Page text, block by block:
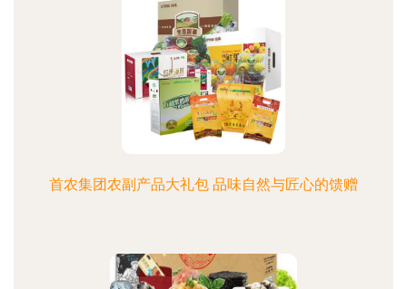
首农集团农副产品大礼包 品味自然与匠心的馈赠